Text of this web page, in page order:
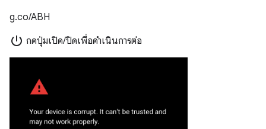
g.co/ABH
power_settings_new กดปุ่มเปิด/ปิดเพื่อดำเนินการต่อ